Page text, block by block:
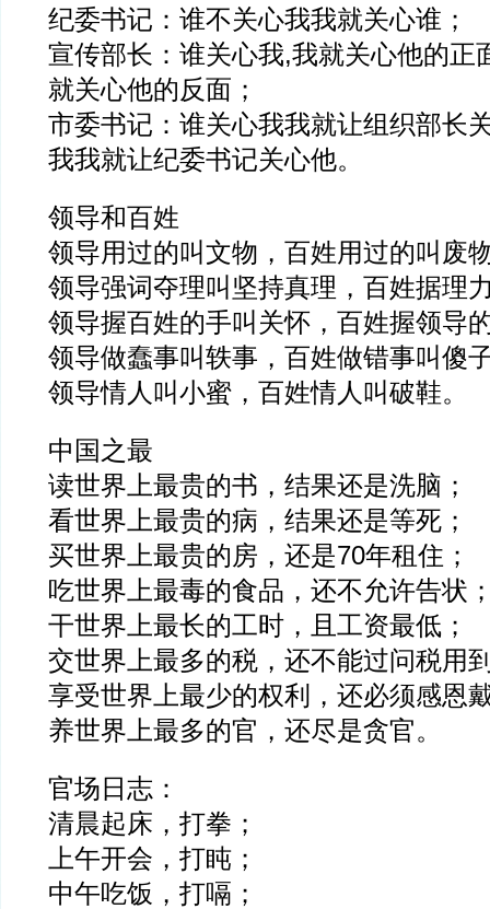
纪委书记：谁不关心我我就关心谁；
宣传部长：谁关心我,我就关心他的正
就关心他的反面；
市委书记：谁关心我我就让组织部长
我我就让纪委书记关心他。
领导和百姓
领导用过的叫文物，百姓用过的叫废
领导强词夺理叫坚持真理，百姓据理
领导握百姓的手叫关怀，百姓握领导
领导做蠢事叫轶事，百姓做错事叫傻
领导情人叫小蜜，百姓情人叫破鞋。
中国之最
读世界上最贵的书，结果还是洗脑；
看世界上最贵的病，结果还是等死；
买世界上最贵的房，还是70年租住；
吃世界上最毒的食品，还不允许告状
干世界上最长的工时，且工资最低；
交世界上最多的税，还不能过问税用
享受世界上最少的权利，还必须感恩
养世界上最多的官，还尽是贪官。
官场日志：
清晨起床，打拳；
上午开会，打盹；
中午吃饭，打嗝；